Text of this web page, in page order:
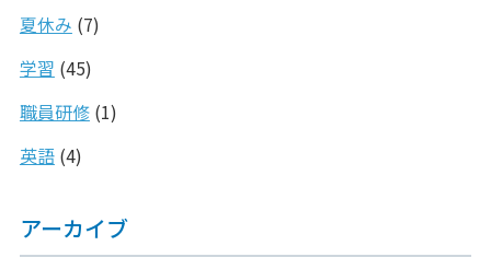
夏休み (7)
学習 (45)
職員研修(1)
英語(4)
アーカイブ